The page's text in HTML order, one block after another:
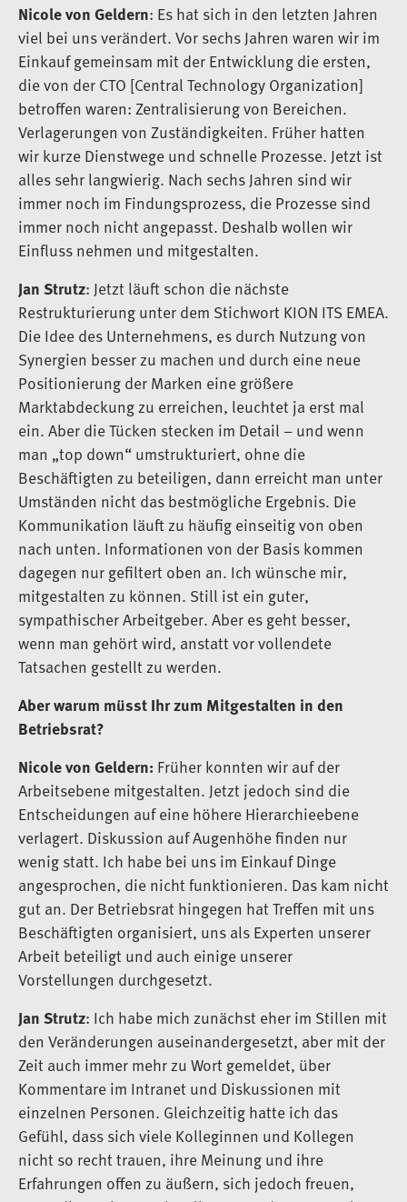
Nicole von Geldern: Es hat sich in den letzten Jahren
viel bei uns verändert. Vor sechs Jahren waren wir im
Einkauf gemeinsam mit der Entwicklung die ersten,
die von der CTO [Central Technology Organization]
betroffen waren: Zentralisierung von Bereichen.
Verlagerungen von Zuständigkeiten. Früher hatten
wir kurze Dienstwege und schnelle Prozesse. Jetzt ist
alles sehr langwierig. Nach sechs Jahren sind wir
immer noch im Findungsprozess, die Prozesse sind
immer noch nicht angepasst. Deshalb wollen wir
Einfluss nehmen und mitgestalten.
Jan Strutz: Jetzt läuft schon die nächste
Restrukturierung unter dem Stichwort KION ITS EMEA.
Die Idee des Unternehmens, es durch Nutzung von
Synergien besser zu machen und durch eine neue
Positionierung der Marken eine größere
Marktabdeckung zu erreichen, leuchtet ja erst mal
ein. Aber die Tücken stecken im Detail – und wenn
man „top down“ umstrukturiert, ohne die
Beschäftigten zu beteiligen, dann erreicht man unter
Umständen nicht das bestmögliche Ergebnis. Die
Kommunikation läuft zu häufig einseitig von oben
nach unten. Informationen von der Basis kommen
dagegen nur gefiltert oben an. Ich wünsche mir,
mitgestalten zu können. Still ist ein guter,
sympathischer Arbeitgeber. Aber es geht besser,
wenn man gehört wird, anstatt vor vollendete
Tatsachen gestellt zu werden.
Aber warum müsst Ihr zum Mitgestalten in den
Betriebsrat?
Nicole von Geldern: Früher konnten wir auf der
Arbeitsebene mitgestalten. Jetzt jedoch sind die
Entscheidungen auf eine höhere Hierarchieebene
verlagert. Diskussion auf Augenhöhe finden nur
wenig statt. Ich habe bei uns im Einkauf Dinge
angesprochen, die nicht funktionieren. Das kam nicht
gut an. Der Betriebsrat hingegen hat Treffen mit uns
Beschäftigten organisiert, uns als Experten unserer
Arbeit beteiligt und auch einige unserer
Vorstellungen durchgesetzt.
Jan Strutz: Ich habe mich zunächst eher im Stillen mit
den Veränderungen auseinandergesetzt, aber mit der
Zeit auch immer mehr zu Wort gemeldet, über
Kommentare im Intranet und Diskussionen mit
einzelnen Personen. Gleichzeitig hatte ich das
Gefühl, dass sich viele Kolleginnen und Kollegen
nicht so recht trauen, ihre Meinung und ihre
Erfahrungen offen zu äußern, sich jedoch freuen,